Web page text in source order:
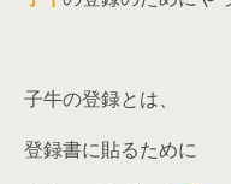
子牛の登録とは、
登録書に貼るために